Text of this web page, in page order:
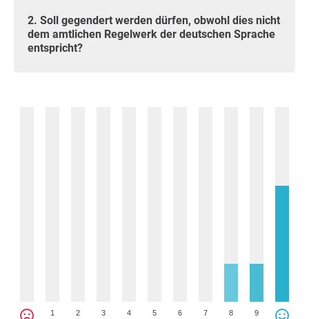
2. Soll gegendert werden dürfen, obwohl dies nicht
dem amtlichen Regelwerk der deutschen Sprache
entspricht?
1 2 3 4 5 6 7 8 9